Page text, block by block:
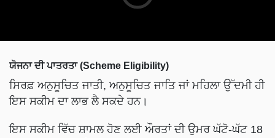
ਯੋਜਨਾ ਦੀ ਪਾਤਰਤਾ (Scheme Eligibility)
ਸਿਰਫ਼ ਅਨੁਸੂਚਿਤ ਜਾਤੀ, ਅਨੁਸੂਚਿਤ ਜਾਤਿ ਜਾਂ ਮਹਿਲਾ ਉੱਦਮੀ ਹੀ
ਇਸ ਸਕੀਮ ਦਾ ਲਾਭ ਲੈ ਸਕਦੇ ਹਨ।
ਇਸ ਸਕੀਮ ਵਿੱਚ ਸ਼ਾਮਲ ਹੋਣ ਲਈ ਔਰਤਾਂ ਦੀ ਉਮਰ ਘੱਟੋ-ਘੱਟ 18